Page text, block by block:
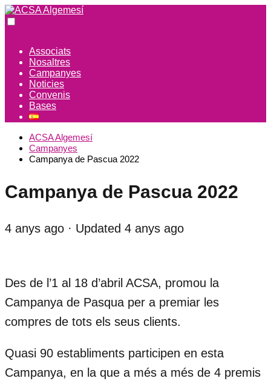
Associats
Nosaltres
Campanyes
Noticies
Convenis
Bases
ACSA Algemesí
Campanyes
Campanya de Pascua 2022
Campanya de Pascua 2022
4 anys ago · Updated 4 anys ago
Des de l’1 al 18 d’abril ACSA, promou la
Campanya de Pasqua per a premiar les
compres de tots els seus clients.
Quasi 90 establiments participen en esta
Campanya, en la que a més a més de 4 premis